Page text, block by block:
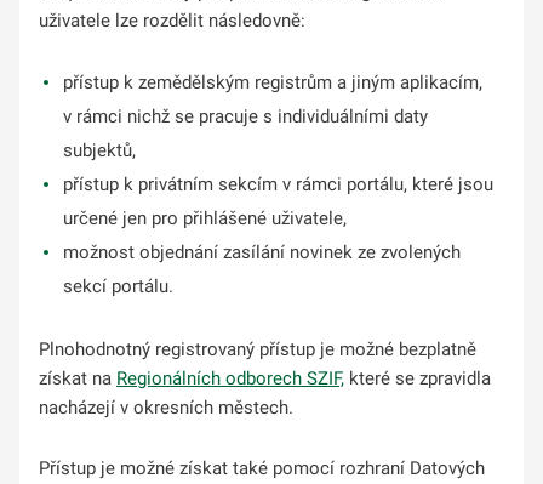
uživatele lze rozdělit následovně:
přístup k zemědělským registrům a jiným aplikacím,
v rámci nichž se pracuje s individuálními daty
subjektů,
přístup k privátním sekcím v rámci portálu, které jsou
určené jen pro přihlášené uživatele,
možnost objednání zasílání novinek ze zvolených
sekcí portálu.
Plnohodnotný registrovaný přístup je možné bezplatně
získat na Regionálních odborech SZIF, které se zpravidla
nacházejí v okresních městech.
Přístup je možné získat také pomocí rozhraní Datových